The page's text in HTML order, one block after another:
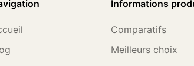
Informations
Comparatifs
Meilleurs choix